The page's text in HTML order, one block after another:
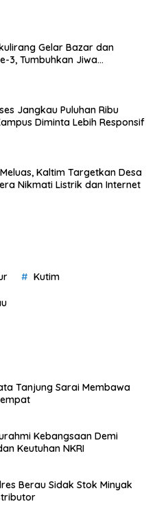
Gelar Bazar dan
3, Tumbuhkan Jiwa
Jangkau Puluhan Ribu
Diminta Lebih Responsif
Kaltim Targetkan Desa
Nikmati Listrik dan Internet
Kutim
Tanjung Sarai Membawa
Kebangsaan Demi
Keutuhan NKRI
Berau Sidak Stok Minyak